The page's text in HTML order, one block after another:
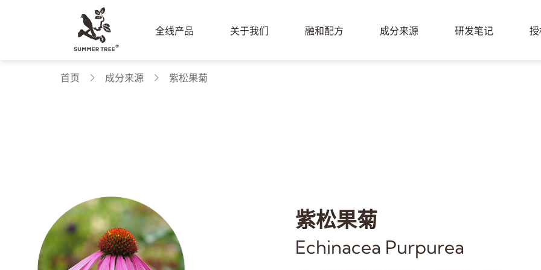
全线产品 关于我们 融和配方 成分来源 研发笔记
首页 成分来源 紫松果菊
紫松果菊
Echinacea Purpurea